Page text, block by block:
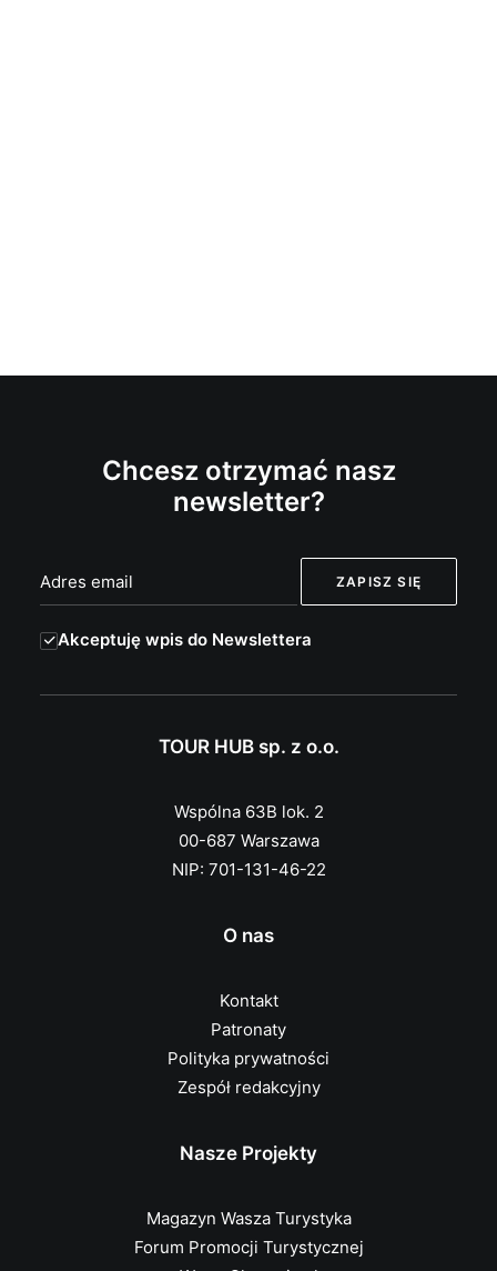
Chcesz otrzymać nasz
newsletter?
Akceptuję wpis do Newslettera
TOUR HUB sp. z o.o.
Wspólna 63B lok. 2
00-687 Warszawa
NIP: 701-131-46-22
O nas
Kontakt
Patronaty
Polityka prywatności
Zespół redakcyjny
Nasze Projekty
Magazyn Wasza Turystyka
Forum Promocji Turystycznej